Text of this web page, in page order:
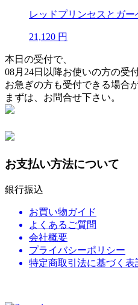
レッドプリンセスとガ
21,120 円
本日の受付で、
08月24日以降お使いの方の受
お急ぎの方も受付できる場合
まずは、お問合せ下さい。
お支払い方法について
銀行振込
お買い物ガイド
よくあるご質問
会社概要
プライバシーポリシー
特定商取引法に基づく表